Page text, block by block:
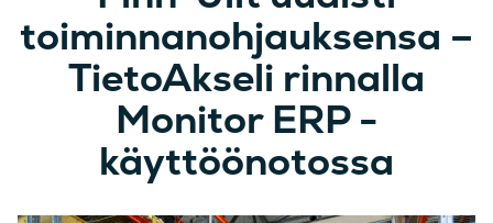
toiminnanohjauksensa –
TietoAkseli rinnalla
Monitor ERP -
käyttöönotossa